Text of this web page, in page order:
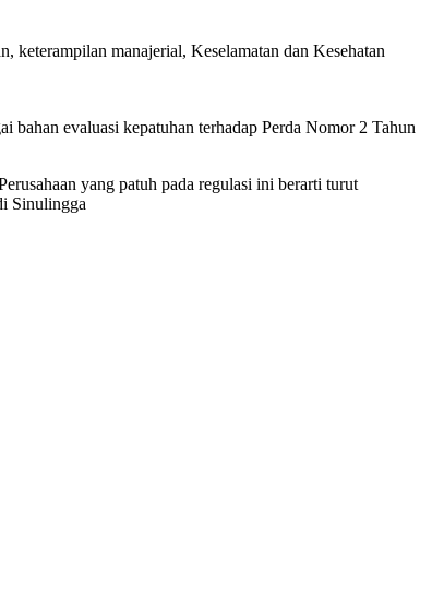
keterampilan manajerial, Keselamatan dan Kesehatan
bahan evaluasi kepatuhan terhadap Perda Nomor 2 Tahun
yang patuh pada regulasi ini berarti turut
Sinulingga